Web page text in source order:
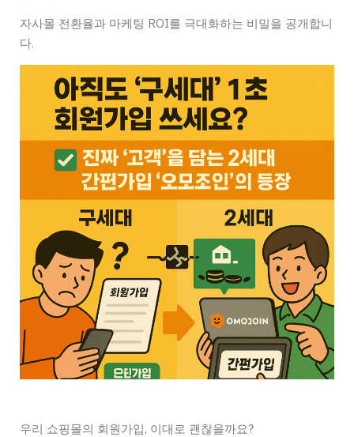
자사몰 전환율과 마케팅 ROI를 극대화하는 비밀을 공개합니
다.
우리 쇼핑몰의 회원가입, 이대로 괜찮을까요?